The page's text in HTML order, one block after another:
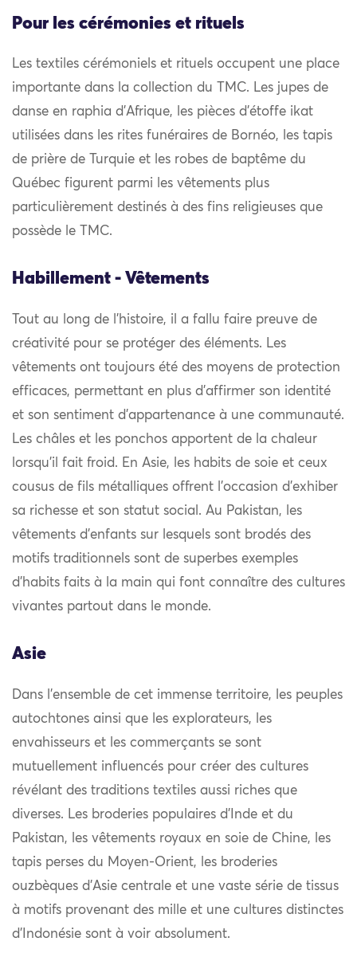
Pour les cérémonies et rituels
Les textiles cérémoniels et rituels occupent une place
importante dans la collection du TMC. Les jupes de
danse en raphia d’Afrique, les pièces d’étoffe ikat
utilisées dans les rites funéraires de Bornéo, les tapis
de prière de Turquie et les robes de baptême du
Québec figurent parmi les vêtements plus
particulièrement destinés à des fins religieuses que
possède le TMC.
Habillement - Vêtements
Tout au long de l’histoire, il a fallu faire preuve de
créativité pour se protéger des éléments. Les
vêtements ont toujours été des moyens de protection
efficaces, permettant en plus d’affirmer son identité
et son sentiment d’appartenance à une communauté.
Les châles et les ponchos apportent de la chaleur
lorsqu’il fait froid. En Asie, les habits de soie et ceux
cousus de fils métalliques offrent l’occasion d’exhiber
sa richesse et son statut social. Au Pakistan, les
vêtements d’enfants sur lesquels sont brodés des
motifs traditionnels sont de superbes exemples
d’habits faits à la main qui font connaître des cultures
vivantes partout dans le monde.
Asie
Dans l’ensemble de cet immense territoire, les peuples
autochtones ainsi que les explorateurs, les
envahisseurs et les commerçants se sont
mutuellement influencés pour créer des cultures
révélant des traditions textiles aussi riches que
diverses. Les broderies populaires d’Inde et du
Pakistan, les vêtements royaux en soie de Chine, les
tapis perses du Moyen-Orient, les broderies
ouzbèques d’Asie centrale et une vaste série de tissus
à motifs provenant des mille et une cultures distinctes
d’Indonésie sont à voir absolument.